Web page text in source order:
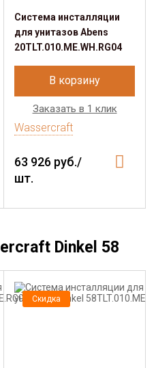
Система инсталляции
для унитазов Abens
20TLT.010.ME.WH.RG04
В корзину
Заказать в 1 клик
Wassercraft
63 926 руб./
шт.
Dinkel 58
Скидка